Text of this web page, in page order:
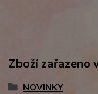
Zboží zařazeno
NOVINKY